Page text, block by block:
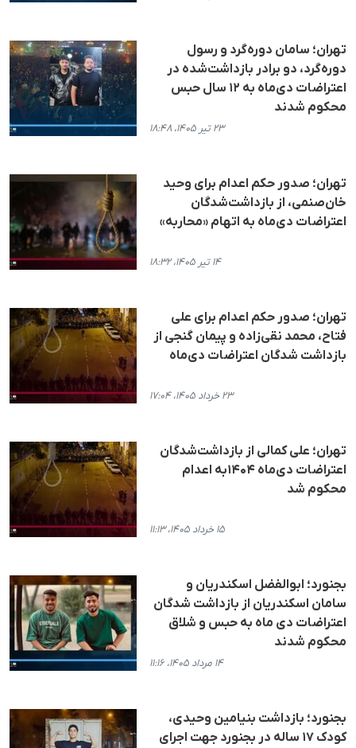
تهران؛ سامان دوره‌گرد و رسول
دوره‌گرد، دو برادر بازداشت‌شده در
اعتراضات دی‌ماه به ۱۲ سال حبس
محکوم شدند
۲۳ تیر ۱۴۰۵، ۱۸:۴۸
تهران؛ صدور حکم اعدام برای وحید
خان‌صنمی، از بازداشت‌شدگان
اعتراضات دی‌ماه به اتهام «محاربه»
۱۴ تیر ۱۴۰۵، ۱۸:۳۲
تهران؛ صدور حکم اعدام برای علی
فتاح، محمد نقی‌زاده و پیمان گنجی از
بازداشت شدگان اعتراضات دی‌ماه
۲۳ خرداد ۱۴۰۵، ۱۷:۰۴
تهران؛ علی کمالی از بازداشت‌شدگان
اعتراضات دی‌ماه ۱۴۰۴به اعدام
محکوم شد
۱۵ خرداد ۱۴۰۵، ۱۱:۱۳
بجنورد؛ ابوالفضل اسکندریان و
سامان اسکندریان از بازداشت شدگان
اعتراضات دی ماه به حبس و شلاق
محکوم شدند
۱۴ مرداد ۱۴۰۵، ۱۱:۱۶
بجنورد؛ بازداشت بنیامین وحیدی،
کودک ۱۷ ساله در بجنورد جهت اجرای